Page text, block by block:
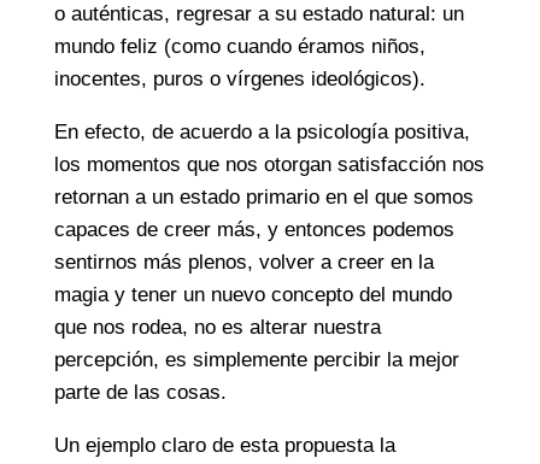
o auténticas, regresar a su estado natural: un
mundo feliz (como cuando éramos niños,
inocentes, puros o vírgenes ideológicos).
En efecto, de acuerdo a la psicología positiva,
los momentos que nos otorgan satisfacción nos
retornan a un estado primario en el que somos
capaces de creer más, y entonces podemos
sentirnos más plenos, volver a creer en la
magia y tener un nuevo concepto del mundo
que nos rodea, no es alterar nuestra
percepción, es simplemente percibir la mejor
parte de las cosas.
Un ejemplo claro de esta propuesta la